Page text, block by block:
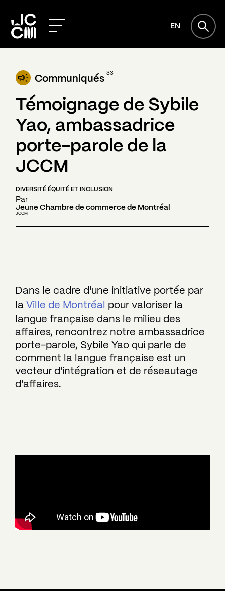
EN
Communiqués
33
Témoignage de Sybile
Yao, ambassadrice
porte-parole de la
JCCM
DIVERSITÉ ÉQUITÉ ET INCLUSION
Par
Jeune Chambre de commerce de Montréal
JCCM
Dans le cadre d'une initiative portée par
la Ville de Montréal
pour valoriser la
langue française dans le milieu des
affaires, rencontrez notre ambassadrice
porte-parole, Sybile Yao qui parle de
comment la langue française est un
vecteur d'intégration et de réseautage
d'affaires.